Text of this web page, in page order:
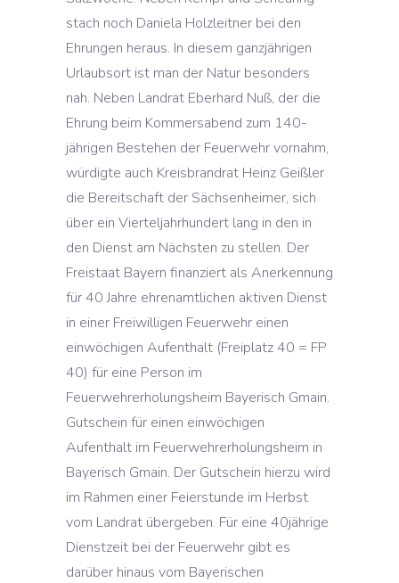
stach noch Daniela Holzleitner bei den
Ehrungen heraus. In diesem ganzjährigen
Urlaubsort ist man der Natur besonders
nah. Neben Landrat Eberhard Nuß, der die
Ehrung beim Kommersabend zum 140-
jährigen Bestehen der Feuerwehr vornahm,
würdigte auch Kreisbrandrat Heinz Geißler
die Bereitschaft der Sächsenheimer, sich
über ein Vierteljahrhundert lang in den in
den Dienst am Nächsten zu stellen. Der
Freistaat Bayern finanziert als Anerkennung
für 40 Jahre ehrenamtlichen aktiven Dienst
in einer Freiwilligen Feuerwehr einen
einwöchigen Aufenthalt (Freiplatz 40 = FP
40) für eine Person im
Feuerwehrerholungsheim Bayerisch Gmain.
Gutschein für einen einwöchigen
Aufenthalt im Feuerwehrerholungsheim in
Bayerisch Gmain. Der Gutschein hierzu wird
im Rahmen einer Feierstunde im Herbst
vom Landrat übergeben. Für eine 40jährige
Dienstzeit bei der Feuerwehr gibt es
darüber hinaus vom Bayerischen